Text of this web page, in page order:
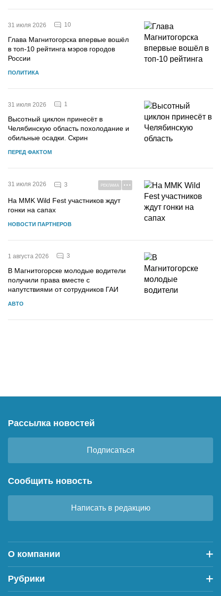
31 июля 2026 10
Глава Магнитогорска впервые вошёл
в топ-10 рейтинга мэров городов
России
ПОЛИТИКА
31 июля 2026 1
Высотный циклон принесёт в
Челябинскую область похолодание и
обильные осадки. Скрин
ПЕРЕД ФАКТОМ
31 июля 2026 3 РЕКЛАМА
На MMK Wild Fest участников ждут
гонки на сапах
НОВОСТИ ПАРТНЕРОВ
1 августа 2026 3
В Магнитогорске молодые водители
получили права вместе с
напутствиями от сотрудников ГАИ
АВТО
Рассылка новостей
Подписаться
Сообщить новость
Написать в редакцию
О компании
Рубрики